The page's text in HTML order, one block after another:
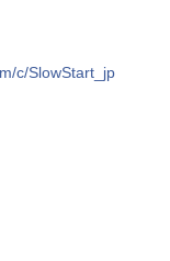
c/SlowStart_jp